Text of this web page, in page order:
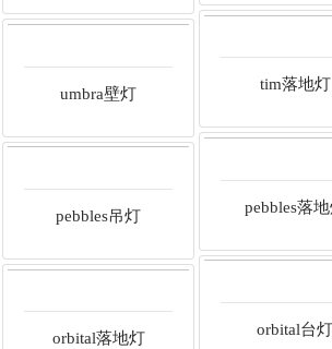
tim落地灯
umbra壁灯
pebbles落
pebbles吊灯
orbital台灯
orbital落地灯